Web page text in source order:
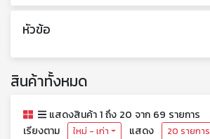
หัวข้อ
สินค้าทั้งหมด
แสดงสินค้า 1 ถึง 20 จาก 69 รายการ
เรียงตาม
ใหม่ - เก่า แสดง 20 รายการ